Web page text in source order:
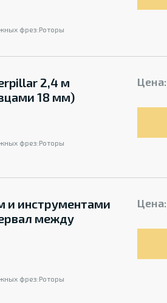
фрез:Роторы
2,4 м
18 мм)
фрез:Роторы
Цена:
и инструментами
между
фрез:Роторы
Цена: